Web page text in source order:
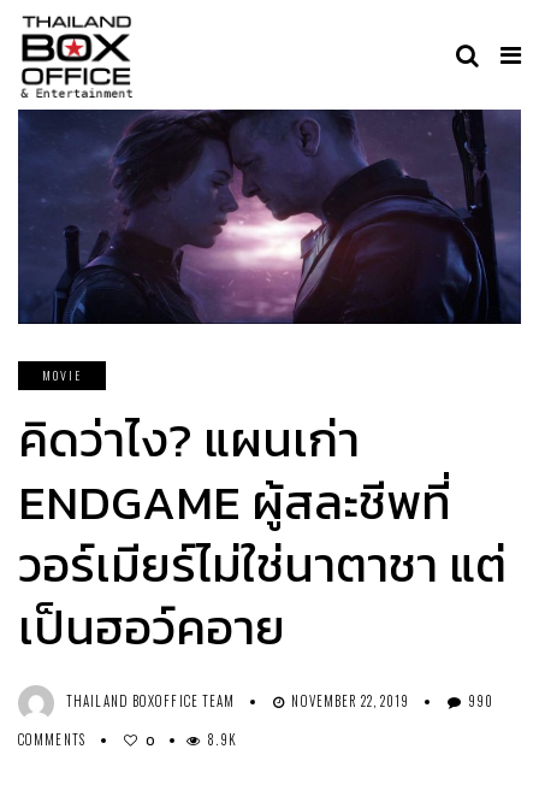
MOVIE
คิดว่าไง? แผนเก่า
ENDGAME ผู้สละชีพที่
วอร์เมียร์ไม่ใช่นาตาชา แต่
เป็นฮอว์คอาย
THAILAND BOXOFFICE TEAM NOVEMBER 22, 2019
990
COMMENTS
0 8.9K